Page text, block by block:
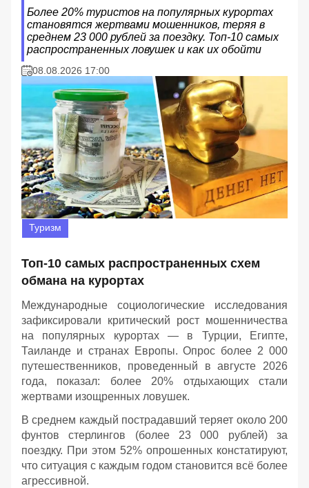
Более 20% туристов на популярных курортах
становятся жертвами мошенников, теряя в
среднем 23 000 рублей за поездку. Топ-10 самых
распространенных ловушек и как их обойти
08.08.2026 17:00
Туризм
Топ-10 самых распространенных схем
обмана на курортах
Международные социологические исследования
зафиксировали критический рост мошенничества
на популярных курортах — в Турции, Египте,
Таиланде и странах Европы. Опрос более 2 000
путешественников, проведенный в августе 2026
года, показал: более 20% отдыхающих стали
жертвами изощренных ловушек.
В среднем каждый пострадавший теряет около 200
фунтов стерлингов (более 23 000 рублей) за
поездку. При этом 52% опрошенных констатируют,
что ситуация с каждым годом становится всё более
агрессивной.